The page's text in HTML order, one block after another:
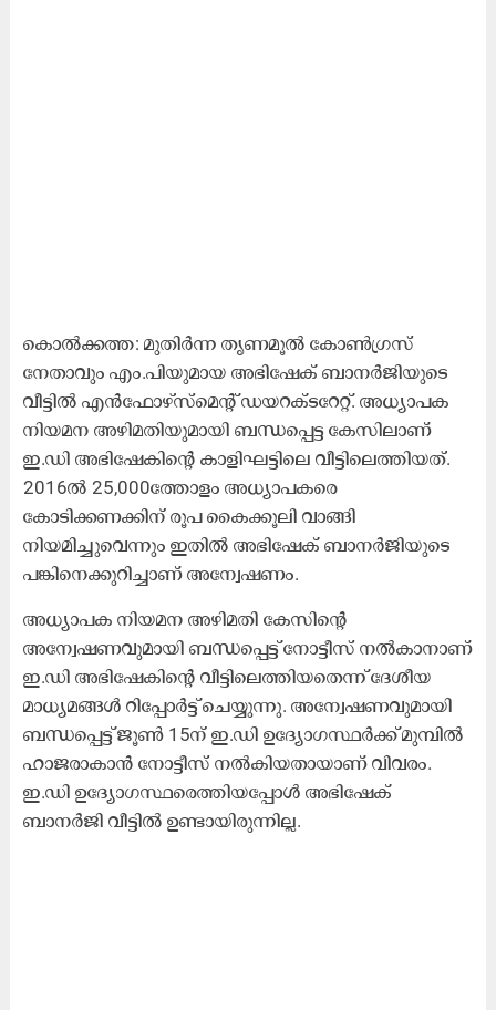
കൊൽക്കത്ത: മുതിർന്ന തൃണമൂൽ കോൺഗ്രസ്
നേതാവും എം.പിയുമായ അഭിഷേക് ബാനർജിയുടെ
വീട്ടിൽ എൻ​ഫോഴ്സ്മെന്റ് ഡയറക്ടറേറ്റ്. അധ്യാപക
നിയമന അഴിമതിയുമായി ബന്ധപ്പെട്ട കേസിലാണ്
ഇ.ഡി അഭിഷേകിന്റെ കാളിഘട്ടിലെ വീട്ടിലെത്തിയത്.
2016ൽ 25,000ത്തോളം അധ്യാപകരെ
കോടിക്കണക്കിന് രൂപ കൈക്കൂലി വാങ്ങി
നിയമിച്ചുവെന്നും ഇതിൽ അഭിഷേക് ബാനർജിയുടെ
പങ്കിനെക്കുറിച്ചാണ് അന്വേഷണം.
അധ്യാപക നിയമന അഴിമതി കേസിന്റെ
അന്വേഷണവുമായി ബന്ധപ്പെട്ട് നോട്ടീസ് നൽകാനാണ്
ഇ.ഡി അഭിഷേകിന്റെ വീട്ടിലെത്തിയതെന്ന് ദേശീയ
മാധ്യമങ്ങൾ റിപ്പോർട്ട് ചെയ്യുന്നു. അന്വേഷണവുമായി
ബന്ധപ്പെട്ട് ജൂൺ 15ന് ഇ.ഡി ഉദ്യോഗസ്ഥർക്ക് മുമ്പിൽ
ഹാജരാകാൻ ​നോട്ടീസ് നൽകിയതായാണ് വിവരം.
ഇ.ഡി ഉദ്യോഗസ്ഥരെത്തിയപ്പോൾ അഭിഷേക്
ബാനർജി വീട്ടിൽ ഉണ്ടായിരുന്നില്ല.